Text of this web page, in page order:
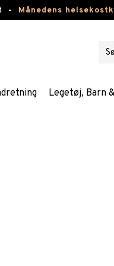
- Månedens
Legetøj, Barn